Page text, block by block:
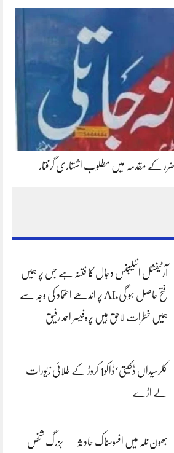
ضرر کے مقدمہ میں مطلوب اشتہاری گرفتار
آرٹیفشل انٹلیجنس دجال کا فتنہ ہے جس پر ہمیں
فتح حاصل ہو گی،AI پر اندھے اعتماد کی وجہ سے
ہمیں خطرات لاحق ہیں پروفیسر احمد رفیق
کلرسیداں ڈکیتی‘ڈاکو1 کروڑ کے طلائی زیورات
لے اڑے
بھون نلہ میں افسوسناک حادثہ — بزرگ شخص